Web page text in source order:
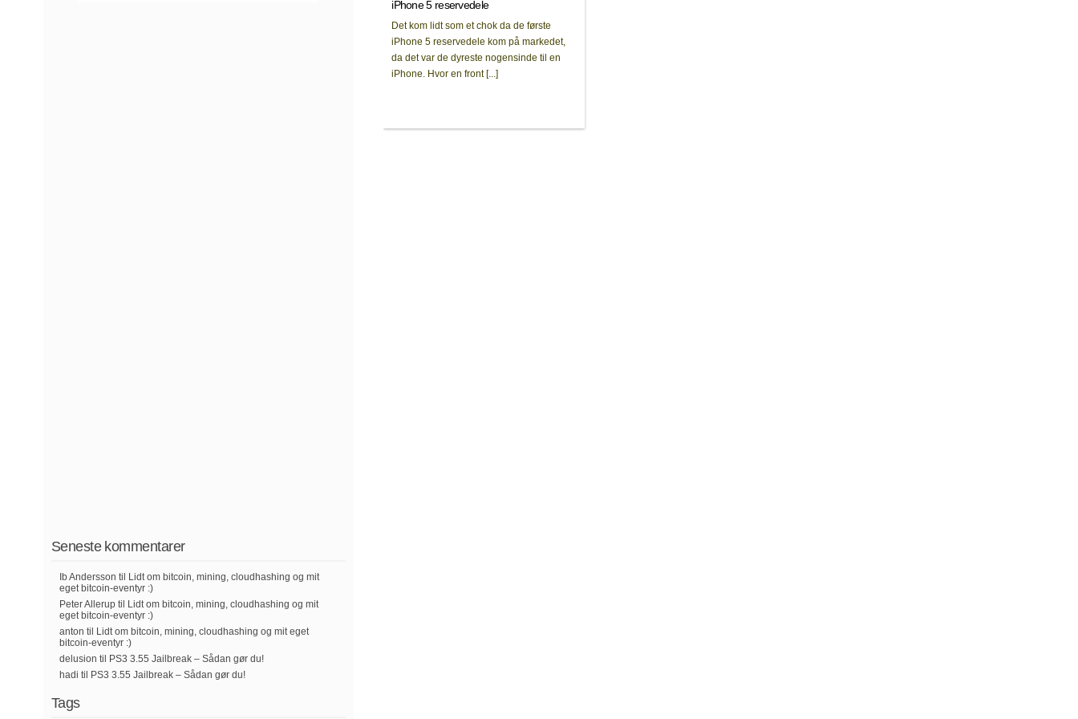
iPhone 5 reservedele
Det kom lidt som et chok da de første
iPhone 5 reservedele kom på markedet,
da det var de dyreste nogensinde til en
iPhone. Hvor en front [...]
Seneste kommentarer
Ib Andersson til Lidt om bitcoin, mining, cloudhashing og mit
eget bitcoin-eventyr :)
Peter Alleruptil Lidt om bitcoin, mining, cloudhashing og mit
eget bitcoin-eventyr :)
anton til Lidt om bitcoin, mining, cloudhashing og mit eget
bitcoin-eventyr :)
delusion til PS3 3.55 Jailbreak – Sådan gør du!
hadi til PS3 3.55 Jailbreak – Sådan gør du!
Tags